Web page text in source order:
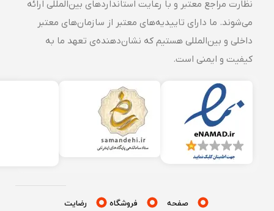
نظارت مراجع معتبر و با رعایت استانداردهای بین‌المللی ارائه
می‌شوند. ما دارای تاییدیه‌های معتبر از سازمان‌های معتبر
داخلی و بین‌المللی هستیم که نشان‌دهنده‌ی تعهد ما به
کیفیت و ایمنی است.
صفحه
فروشگاه
رضایت